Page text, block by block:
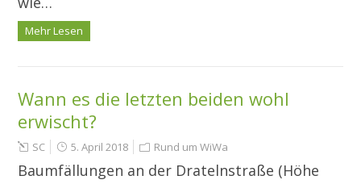
Mehr Lesen
Wann es die letzten beiden wohl
erwischt?
SC 5. April 2018 Rund um WiWa
Baumfällungen an der Dratelnstraße (Höhe